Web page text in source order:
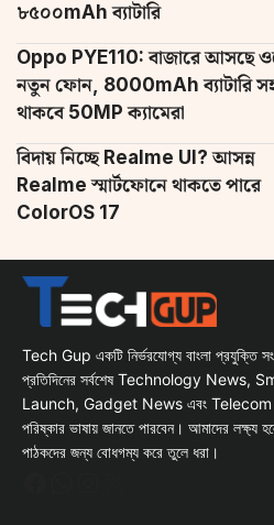
৮৫০০mAh ব্যাটারি
Oppo PYE110: বাজারে আসছে
নতুন ফোন, 8000mAh ব্যাটারি
থাকবে 50MP ক্যামেরা
বিদায় নিচ্ছে Realme UI? আসন্ন
Realme স্মার্টফোনে থাকতে পারে
ColorOS 17
Tech Gup একটি নির্ভরযোগ্য বাংলা প্রযুক্তি
প্রতিদিনের সর্বশেষ Technology
Launch, Gadget News এবং Telecom
পরিষ্কার ভাষায় জানতে পারবেন। আমাদের লক্ষ্য
পাঠকদের জন্য বোধগম্য করে তুলে ধরা।